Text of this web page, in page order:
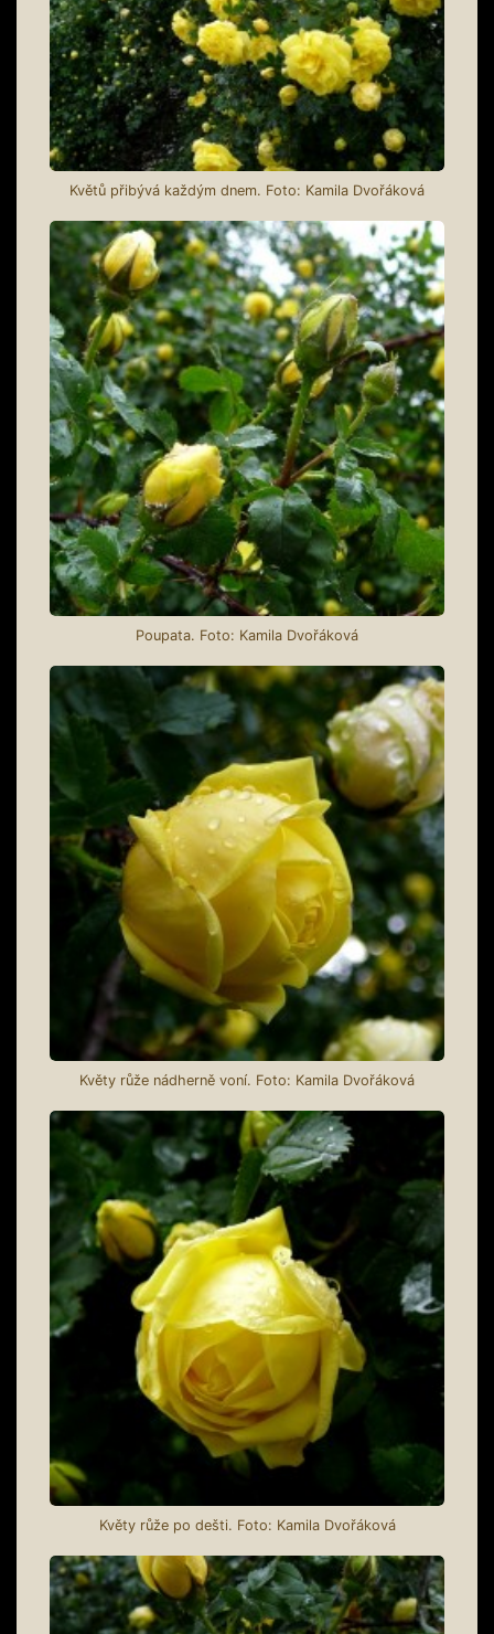
Květů přibývá každým dnem. Foto: Kamila Dvořáková
Poupata. Foto: Kamila Dvořáková
Květy růže nádherně voní. Foto: Kamila Dvořáková
Květy růže po dešti. Foto: Kamila Dvořáková